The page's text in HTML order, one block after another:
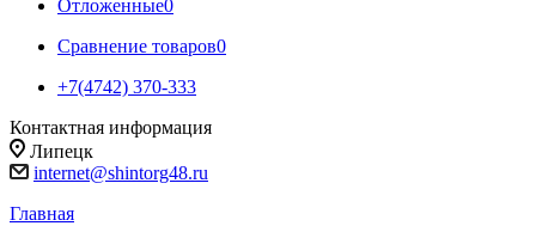
Отложенные0
Сравнение товаров0
+7(4742) 370-333
Контактная информация
Липецк
internet@shintorg48.ru
Главная